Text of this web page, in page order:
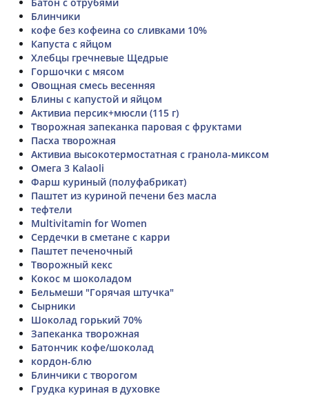
Блинчики
кофе без кофеина со сливками 10%
Капуста с яйцом
Хлебцы гречневые Щедрые
Горшочки с мясом
Овощная смесь весенняя
Блины с капустой и яйцом
Активиа персик+мюсли (115 г)
Творожная запеканка паровая с фруктами
Пасха творожная
Активиа высокотермостатная с гранола-миксом
Омега 3 Kalaoli
Фарш куриный (полуфабрикат)
Паштет из куриной печени без масла
тефтели
Multivitamin for Women
Сердечки в сметане с карри
Паштет печеночный
Творожный кекс
Кокос м шоколадом
Бельмеши "Горячая штучка"
Сырники
Шоколад горький 70%
Запеканка творожная
Батончик кофе/шоколад
кордон-блю
Блинчики с творогом
Грудка куриная в духовке